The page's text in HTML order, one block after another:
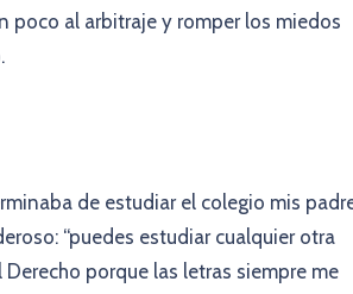
poco al arbitraje y romper los miedos
de estudiar el colegio mis
“puedes estudiar cualquier otra
porque las letras siempre me